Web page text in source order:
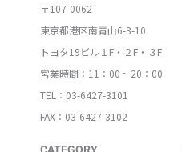
〒107-0062
東京都港区南青山6-3-10
トヨタ19ビル１F・２F・３F
営業時間：11：00 ~ 20：00
TEL：03-6427-3101
FAX：03-6427-3102
CATEGORY